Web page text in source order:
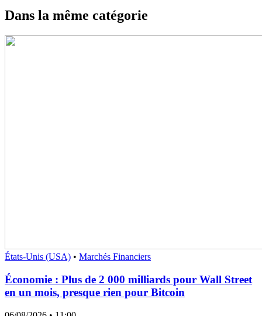
Dans la même catégorie
États-Unis (USA) • Marchés Financiers
Économie : Plus de 2 000 milliards pour Wall Street
en un mois, presque rien pour Bitcoin